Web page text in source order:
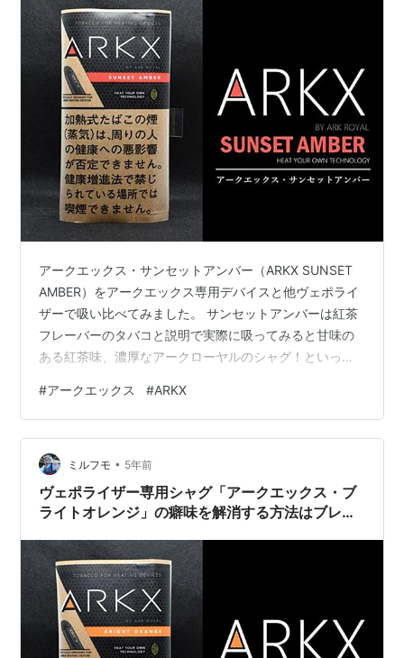
アークエックス・サンセットアンバー（ARKX SUNSET
AMBER）をアークエックス専用デバイスと他ヴェポライ
ザーで吸い比べてみました。 サンセットアンバーは紅茶
フレーバーのタバコと説明で実際に吸ってみると甘味の
ある紅茶味、濃厚なアークローヤルのシャグ！といった
できるシャグです。 ※未成年者の喫煙は、健康に対する
悪影響やたばこへの依存をより強めます。周りの人から
勧められても決して吸ってはいけません。 ヴェポライザ
ー専用シャグ アークエックス・サンセットアンバー
（ARKX SUNSET AMBER） 甘く上品な紅茶の喫味を濃厚
に満喫できるシャ…
#アークエックス #ARKX
ミルフモ • 5年前
ヴェポライザー専用シャグ「アークエックス・ブ
ライトオレンジ」の癖味を解消する方法はブレン